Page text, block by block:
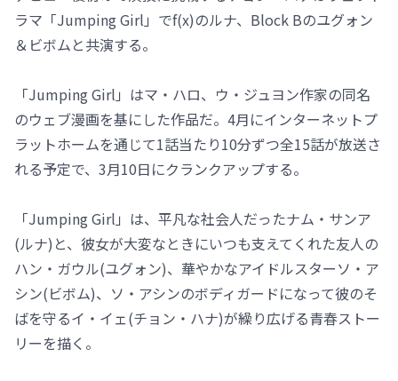
ラマ「Jumping Girl」でf(x)のルナ、Block Bのユグォン
＆ビボムと共演する。
「Jumping Girl」はマ・ハロ、ウ・ジュヨン作家の同名
のウェブ漫画を基にした作品だ。4月にインターネットプ
ラットホームを通じて1話当たり10分ずつ全15話が放送さ
れる予定で、3月10日にクランクアップする。
「Jumping Girl」は、平凡な社会人だったナム・サンア
(ルナ)と、彼女が大変なときにいつも支えてくれた友人の
ハン・ガウル(ユグォン)、華やかなアイドルスターソ・ア
シン(ビボム)、ソ・アシンのボディガードになって彼のそ
ばを守るイ・イェ(チョン・ハナ)が繰り広げる青春ストー
リーを描く。